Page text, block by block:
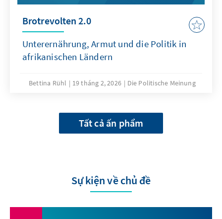
Brotrevolten 2.0
Unterernährung, Armut und die Politik in
afrikanischen Ländern
Bettina Rühl 19 tháng 2, 2026 Die Politische Meinung
Tất cả ấn phẩm
Sự kiện về chủ đề